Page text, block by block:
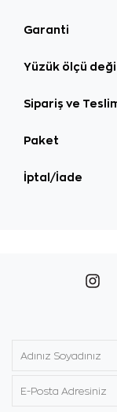
Garanti
Yüzük ölçü
Sipariş ve
Paket
İptal/İade